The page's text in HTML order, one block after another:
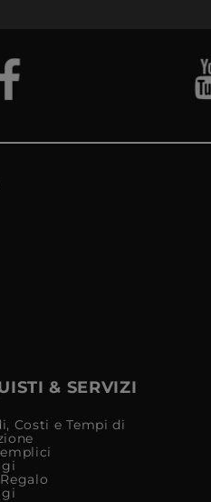
& SERVIZI
Costi e Tempi di